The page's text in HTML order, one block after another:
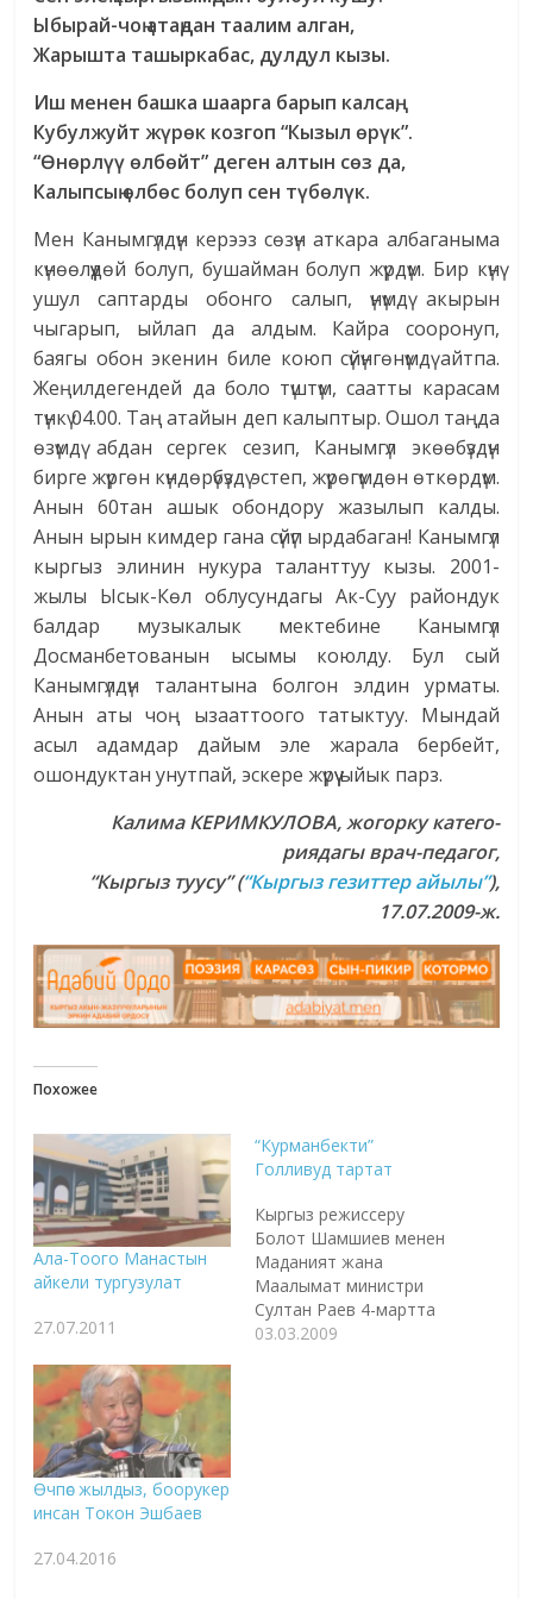
Ыбырай-чоң атаңдан таалим алган,
Жарышта ташыркабас, дулдул кызы.
Иш менен башка шаарга барып калсаң,
Кубулжуйт жүрөк козгоп “Кызыл өрүк”.
“Өнөрлүү өлбөйт” деген алтын сөз да,
Калыпсың өлбөс болуп сен түбөлүк.
Мен Канымгүлдүн керээз сөзүн аткара албаганыма
күнөөлүүдөй болуп, бушайман болуп жүрдүм. Бир күнү
ушул саптарды обонго салып, үнүмдү акырын
чыгарып, ыйлап да алдым. Кайра сооронуп,
баягы обон экенин биле коюп сүйүнгөнүмдү айтпа.
Жеңилдегендей да боло түштүм, саатты карасам
түнкү 04.00. Таң атайын деп калыптыр. Ошол таңда
өзүмдү абдан сергек сезип, Канымгүл экөөбүздүн
бирге жүргөн күндөрүбүздү эстеп, жүрөгүмдөн өткөрдүм.
Анын 60тан ашык обондору жазылып калды.
Анын ырын кимдер гана сүйүп ырдабаган! Канымгүл
кыргыз элинин нукура таланттуу кызы. 2001-
жылы Ысык-Көл облусундагы Ак-Суу райондук
балдар музыкалык мектебине Канымгүл
Досманбетованын ысымы коюлду. Бул сый
Канымгүлдүн талантына болгон элдин урматы.
Анын аты чоң ызааттоого татыктуу. Мындай
асыл адамдар дайым эле жарала бербейт,
ошондуктан унутпай, эскере жүрүү ыйык парз.
Калима КЕРИМКУЛОВА, жогорку катего-
риядагы врач-педагог,
“Кыргыз туусу” (“Кыргыз гезиттер айылы”),
17.07.2009-ж.
Похожее
Ала-Тоого Манастын
айкели тургузулат
27.07.2011
“Курманбекти”
Голливуд тартат
Кыргыз режиссеру
Болот Шамшиев менен
Маданият жана
Маалымат министри
Султан Раев 4-мартта
АКШга сапар алышат.
03.03.2009
Өчпөс жылдыз, боорукер
инсан Токон Эшбаев
27.04.2016